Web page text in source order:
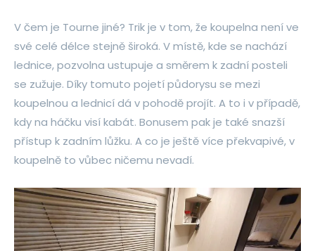
V čem je Tourne jiné? Trik je v tom, že koupelna není ve
své celé délce stejně široká. V místě, kde se nachází
lednice, pozvolna ustupuje a směrem k zadní posteli
se zužuje. Díky tomuto pojetí půdorysu se mezi
koupelnou a lednicí dá v pohodě projít. A to i v případě,
kdy na háčku visí kabát. Bonusem pak je také snazší
přístup k zadním lůžku. A co je ještě více překvapivé, v
koupelně to vůbec ničemu nevadí.